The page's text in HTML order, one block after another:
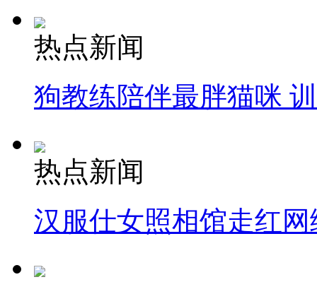
热点新闻
狗教练陪伴最胖猫咪
热点新闻
汉服仕女照相馆走红网